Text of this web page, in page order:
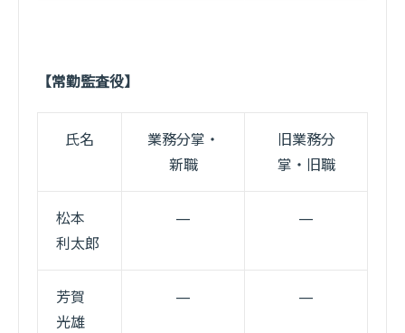
【常勤監査役】
氏名
業務分掌・
新職
旧業務分
掌・旧職
松本
利太郎
— —
芳賀
光雄
— —